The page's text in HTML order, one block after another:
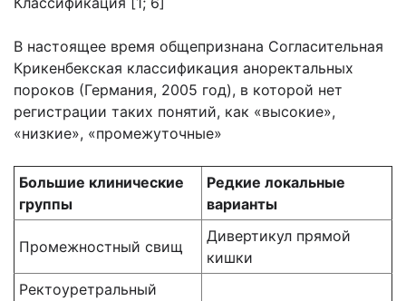
В настоящее время общепризнана Согласительная
Крикенбекская классификация аноректальных
пороков (Германия, 2005 год), в которой нет
регистрации таких понятий, как «высокие»,
«низкие», «промежуточные»
Большие клинические
группы
Редкие локальные
варианты
Промежностный свищ
Дивертикул прямой
кишки
Ректоуретральный